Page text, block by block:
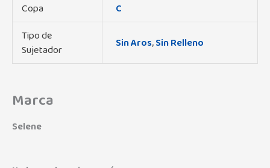
Copa
C
Tipo de
Sujetador
Sin Aros,Sin Relleno
Marca
Selene